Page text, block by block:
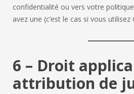
confidentialité ou vers votre
avez une (c’est le cas si vous utilisez
6 – Droit
attribution de